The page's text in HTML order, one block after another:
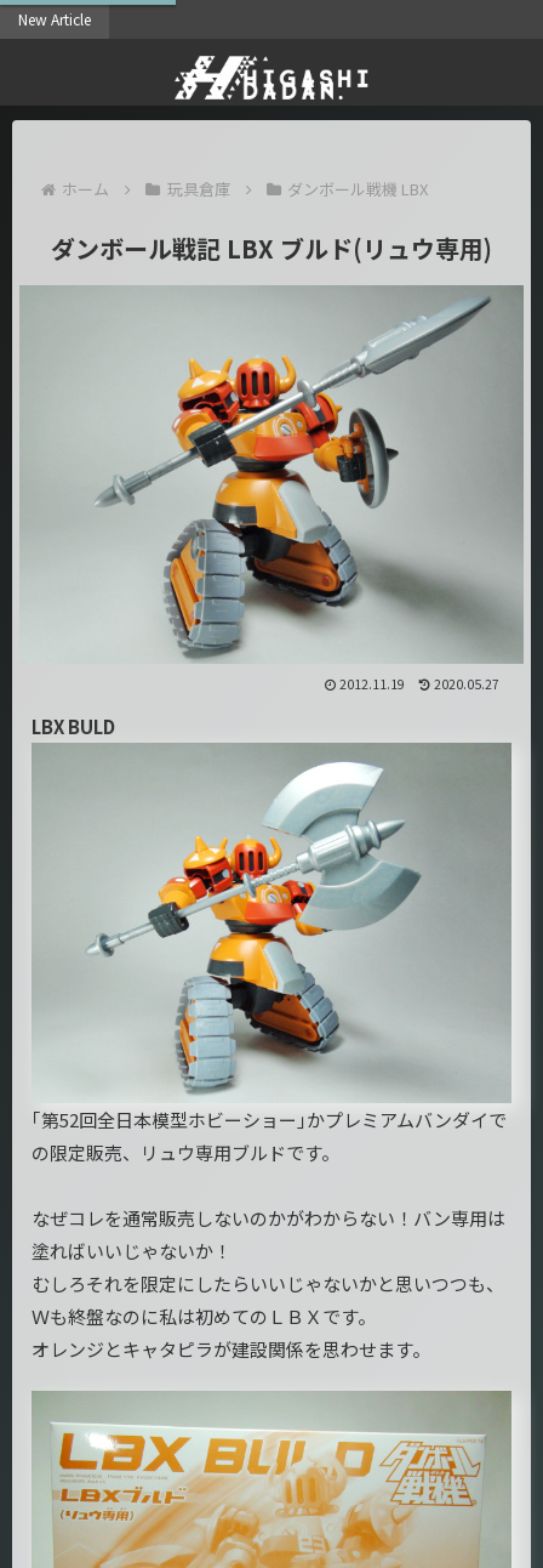
New Article
ホーム 玩具倉庫 ダンボール戦機 LBX
ダンボール戦記 LBX ブルド(リュウ専用)
2012.11.19 2020.05.27
LBX BULD
｢第52回全日本模型ホビーショー｣かプレミアムバンダイで
の限定販売、リュウ専用ブルドです。
なぜコレを通常販売しないのかがわからない！バン専用は
塗ればいいじゃないか！
むしろそれを限定にしたらいいじゃないかと思いつつも、
Ｗも終盤なのに私は初めてのＬＢＸです。
オレンジとキャタピラが建設関係を思わせます。